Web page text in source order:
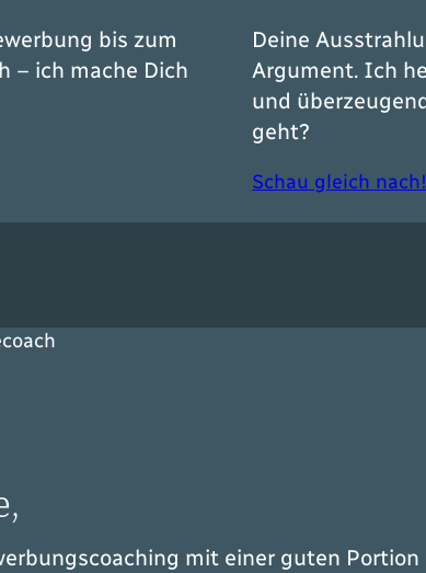
bis zum
– ich mache Dich
Deine
Argument. Ich
und
geht?
Schau gleich nach!
mit einer guten